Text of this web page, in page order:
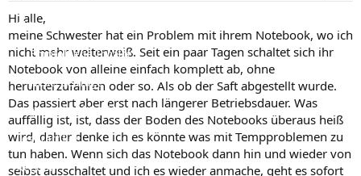
Aktuelles
Empfohlene Inhalte
Neue Beiträge
Neueste Aktivitäten
Leserartikel
Regeln
Hi alle,
meine Schwester hat ein Problem mit ihrem Notebook, wo ich
nicht mehr weiterweiß. Seit ein paar Tagen schaltet sich ihr
Notebook von alleine einfach komplett ab, ohne
herunterzufahren oder so. Als ob der Saft abgestellt wurde.
Das passiert aber erst nach längerer Betriebsdauer. Was
auffällig ist, ist, dass der Boden des Notebooks überaus heiß
wird, daher denke ich es könnte was mit Tempproblemen zu
tun haben. Wenn sich das Notebook dann hin und wieder von
selbst ausschaltet und ich es wieder anmache, geht es sofort